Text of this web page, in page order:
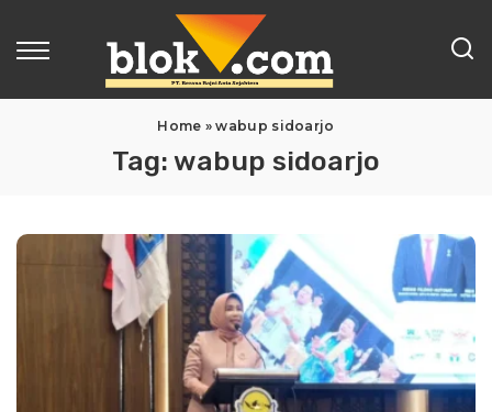
Home »wabup sidoarjo
Tag: wabup sidoarjo